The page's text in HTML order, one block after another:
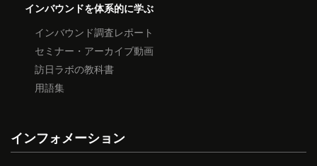
インバウンドを体系的に学ぶ
インバウンド調査レポート
セミナー・アーカイブ動画
訪日ラボの教科書
用語集
インフォメーション